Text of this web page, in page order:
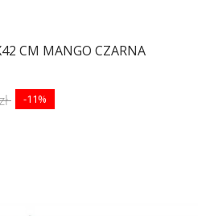
CM MANGO CZARNA
-11%